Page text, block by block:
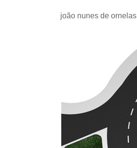
joão nunes de ornelas